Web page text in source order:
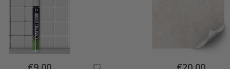
Special Special